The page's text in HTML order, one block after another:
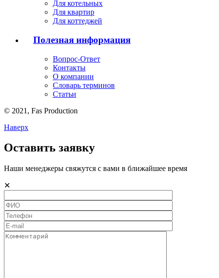
Для котельных
Для квартир
Для коттеджей
Полезная информация
Вопрос-Ответ
Контакты
О компании
Словарь терминов
Статьи
© 2021, Fas Production
Наверх
Оставить заявку
Наши менеджеры свяжутся с вами в ближайшее время
✕